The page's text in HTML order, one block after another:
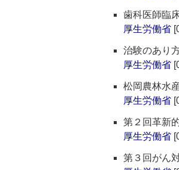
歯科医師臨
厚生労働省
治験のあり
厚生労働省
松岡農林水
厚生労働省
第２回革新
厚生労働省
第３回がん